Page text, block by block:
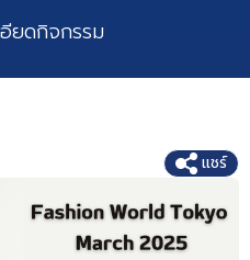
อียดกิจกรรม
แชร์